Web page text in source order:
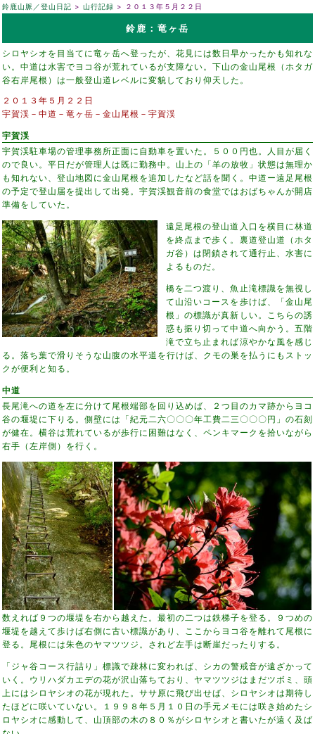
鈴鹿山脈／登山日記 山行記録 ２０１３年５月２２日
鈴鹿：竜ヶ岳
シロヤシオを目当てに竜ヶ岳へ登ったが、花見には数日早かったかも知れな
い。中道は水害でヨコ谷が荒れているが支障ない。下山の金山尾根（ホタガ
谷右岸尾根）は一般登山道レベルに変貌しており仰天した。
２０１３年５月２２日
宇賀渓－中道－竜ヶ岳－金山尾根－宇賀渓
宇賀渓
宇賀渓駐車場の管理事務所正面に自動車を置いた。５００円也。人目が届く
ので良い。平日だが管理人は既に勤務中。山上の「羊の放牧」状態は無理か
も知れない、登山地図に金山尾根を追加したなど話を聞く。中道ー遠足尾根
の予定で登山届を提出して出発。宇賀渓観音前の食堂ではおばちゃんが開店
準備をしていた。
遠足尾根の登山道入口を横目に林道
を終点まで歩く。裏道登山道（ホタ
ガ谷）は閉鎖されて通行止、水害に
よるものだ。
橋を二つ渡り、魚止滝標識を無視し
て山沿いコースを歩けば、「金山尾
根」の標識が真新しい。こちらの誘
惑も振り切って中道へ向かう。五階
滝で立ち止まれば涼やかな風を感じ
る。落ち葉で滑りそうな山腹の水平道を行けば、クモの巣を払うにもストッ
クが便利と知る。
中道
長尾滝への道を左に分けて尾根端部を回り込めば、２つ目のカマ跡からヨコ
谷の堰堤に下りる。側壁には「紀元二六〇〇〇年工費二三〇〇〇円」の石刻
が健在。横谷は荒れているが歩行に困難はなく、ペンキマークを拾いながら
右手（左岸側）を行く。
数えれば９つの堰堤を右から越えた。最初の二つは鉄梯子を登る。９つめの
堰堤を越えて歩けば右側に古い標識があり、ここからヨコ谷を離れて尾根に
登る。尾根には朱色のヤマツツジ。されど左手は断崖だったりする。
「ジャ谷コース行詰り」標識で疎林に変われば、シカの警戒音が遠ざかって
いく。ウリハダカエデの花が沢山落ちており、ヤマツツジはまだツボミ、頭
上にはシロヤシオの花が現れた。ササ原に飛び出せば、シロヤシオは期待し
たほどに咲いていない。１９９８年５月１０日の手元メモには咲き始めたシ
ロヤシオに感動して、山頂部の木の８０％がシロヤシオと書いたが遠く及ば